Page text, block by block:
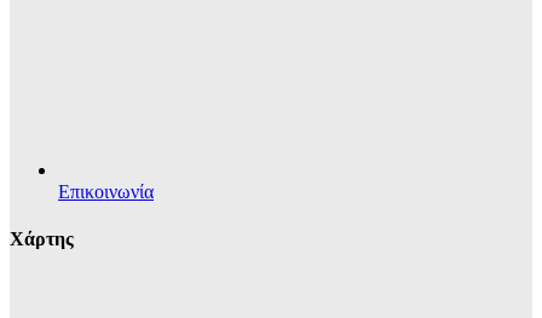
Επικοινωνία
Χάρτης